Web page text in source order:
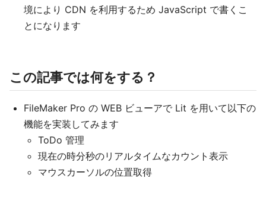
境により CDN を利用するため JavaScript で書くこ
とになります
この記事では何をする？
FileMaker Pro の WEB ビューアで Lit を用いて以下の
機能を実装してみます
ToDo 管理
現在の時分秒のリアルタイムなカウント表示
マウスカーソルの位置取得